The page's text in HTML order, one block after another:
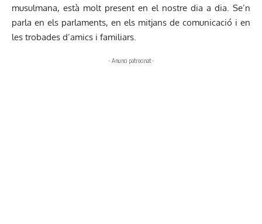
musulmana, està molt present en el nostre dia a dia. Se’n
parla en els parlaments, en els mitjans de comunicació i en
les trobades d’amics i familiars.
- Anunci patrocinat -